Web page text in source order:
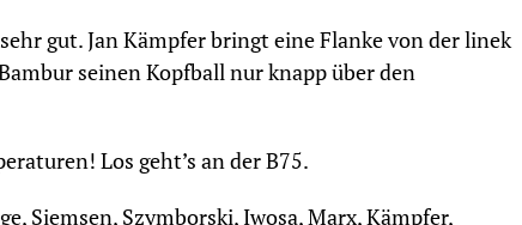
gut. Jan Kämpfer bringt eine Flanke von der linek
seinen Kopfball nur knapp über den
Los geht’s an der B75.
Siemsen, Szymborski, Iwosa, Marx, Kämpfer,